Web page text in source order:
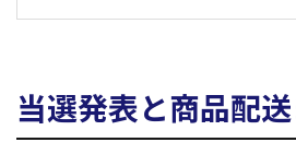
当選発表と商品配